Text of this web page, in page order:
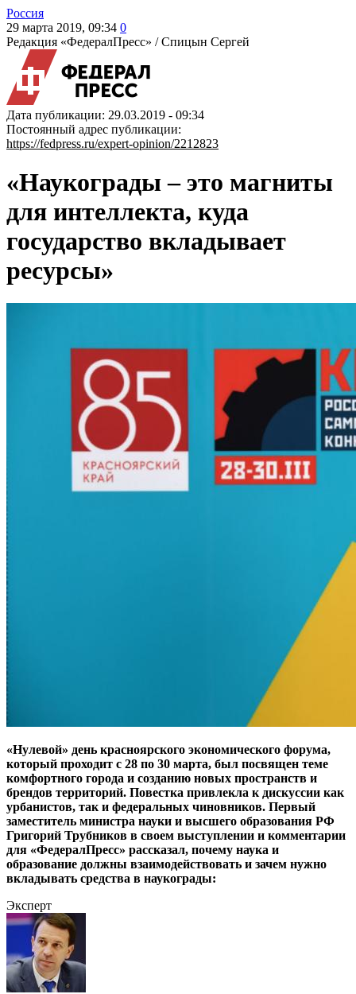
Россия
29 марта 2019, 09:34 0
Редакция «ФедералПресс» /Спицын Сергей
Дата публикации: 29.03.2019 - 09:34
Постоянный адрес публикации:
https://fedpress.ru/expert-opinion/2212823
«Наукограды – это магниты
для интеллекта, куда
государство вкладывает
ресурсы»
«Нулевой» день красноярского экономического форума,
который проходит с 28 по 30 марта, был посвящен теме
комфортного города и созданию новых пространств и
брендов территорий. Повестка привлекла к дискуссии как
урбанистов, так и федеральных чиновников. Первый
заместитель министра науки и высшего образования РФ
Григорий Трубников в своем выступлении и комментарии
для «ФедералПресс» рассказал, почему наука и
образование должны взаимодействовать и зачем нужно
вкладывать средства в наукограды:
Эксперт